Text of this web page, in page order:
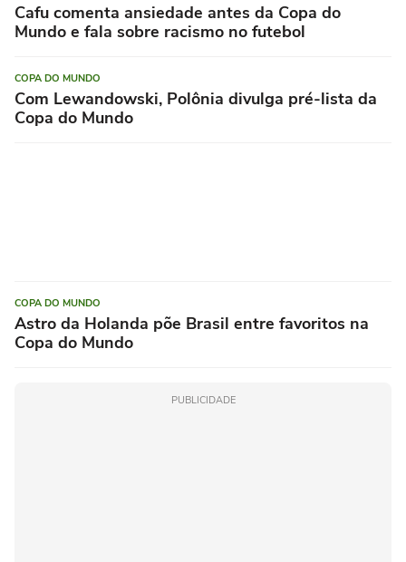
Cafu comenta ansiedade antes da Copa do
Mundo e fala sobre racismo no futebol
COPA DO MUNDO
Com Lewandowski, Polônia divulga pré-lista da
Copa do Mundo
COPA DO MUNDO
Astro da Holanda põe Brasil entre favoritos na
Copa do Mundo
PUBLICIDADE